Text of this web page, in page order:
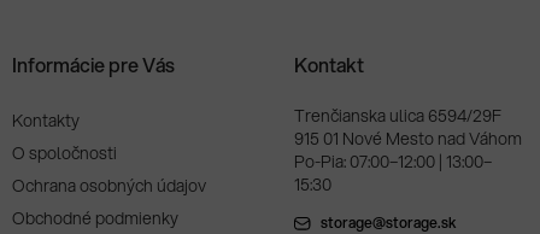
Informácie pre Vás
Kontakty
O spoločnosti
Ochrana osobných údajov
Obchodné podmienky
Kontakt
Trenčianska ulica 6594/29F
915 01 Nové Mesto nad Váhom
Po-Pia: 07:00–12:00 | 13:00–
15:30
storage@storage.sk